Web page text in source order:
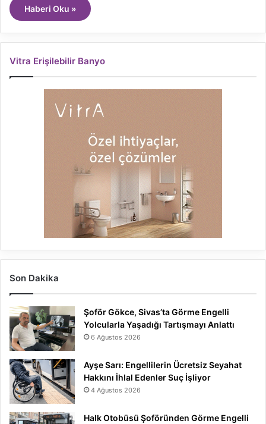
Haberi Oku »
Vitra Erişilebilir Banyo
Son Dakika
Şoför Gökce, Sivas’ta Görme Engelli
Yolcularla Yaşadığı Tartışmayı Anlattı
6 Ağustos 2026
Ayşe Sarı: Engellilerin Ücretsiz Seyahat
Hakkını İhlal Edenler Suç İşliyor
4 Ağustos 2026
Halk Otobüsü Şoföründen Görme Engelli